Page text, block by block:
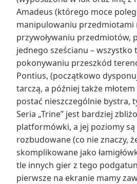
Amadeus (którego moce
manipulowaniu przedmiotami
przywoływaniu przedmiotów,
jednego sześcianu – wszystko
pokonywaniu przeszkód
Pontius, (początkowo
tarczą, a później także
postać nieszczególnie bystra,
Seria „Trine” jest bardziej
platformówki, a jej poziomy
rozbudowane (co nie znaczy,
skomplikowane jako
tle innych gier z tego
pierwsze na ekranie mamy